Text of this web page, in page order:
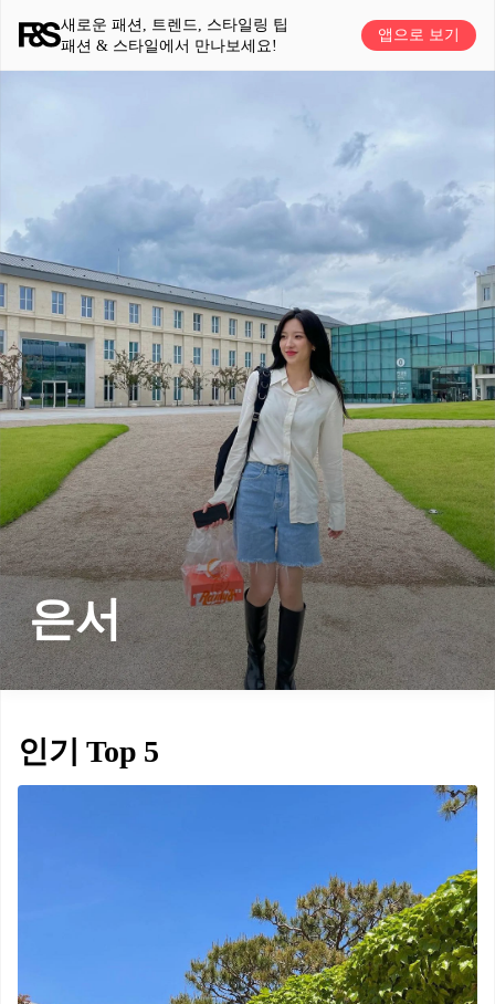
새로운 패션, 트렌드, 스타일링 팁
패션 & 스타일에서 만나보세요!
앱으로 보기
은서
인기 Top 5